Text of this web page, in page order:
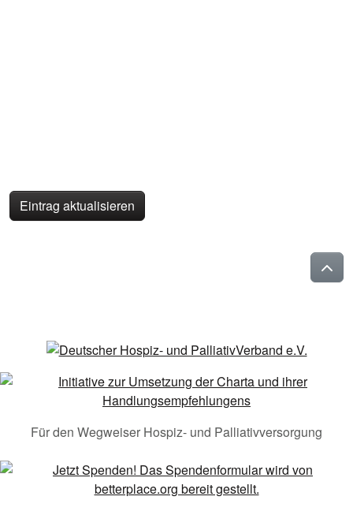
Eintrag aktualisieren
Für den Wegweiser Hospiz- und Palliativversorgung